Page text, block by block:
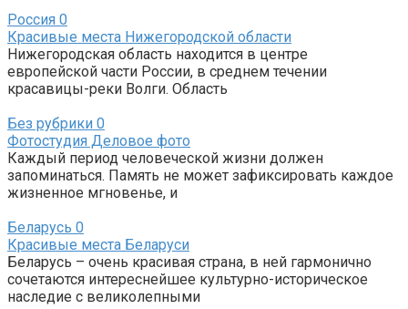
Россия 0
Красивые места Нижегородской области
Нижегородская область находится в центре
европейской части России, в среднем течении
красавицы-реки Волги. Область
Без рубрики 0
Фотостудия Деловое фото
Каждый период человеческой жизни должен
запоминаться. Память не может зафиксировать каждое
жизненное мгновенье, и
Беларусь 0
Красивые места Беларуси
Беларусь – очень красивая страна, в ней гармонично
сочетаются интереснейшее культурно-историческое
наследие с великолепными